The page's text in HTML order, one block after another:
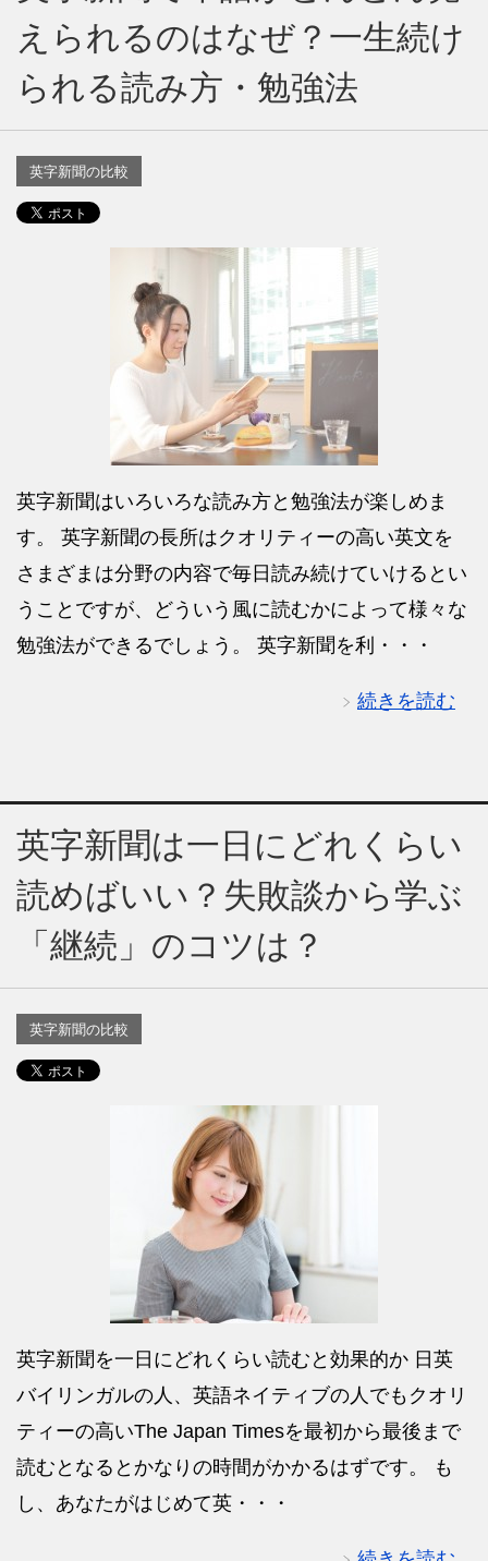
えられるのはなぜ？一生続け
られる読み方・勉強法
英字新聞の比較
英字新聞はいろいろな読み方と勉強法が楽しめま
す。 英字新聞の長所はクオリティーの高い英文を
さまざまは分野の内容で毎日読み続けていけるとい
うことですが、どういう風に読むかによって様々な
勉強法ができるでしょう。 英字新聞を利・・・
続きを読む
英字新聞は一日にどれくらい
読めばいい？失敗談から学ぶ
「継続」のコツは？
英字新聞の比較
英字新聞を一日にどれくらい読むと効果的か 日英
バイリンガルの人、英語ネイティブの人でもクオリ
ティーの高いThe Japan Timesを最初から最後まで
読むとなるとかなりの時間がかかるはずです。 も
し、あなたがはじめて英・・・